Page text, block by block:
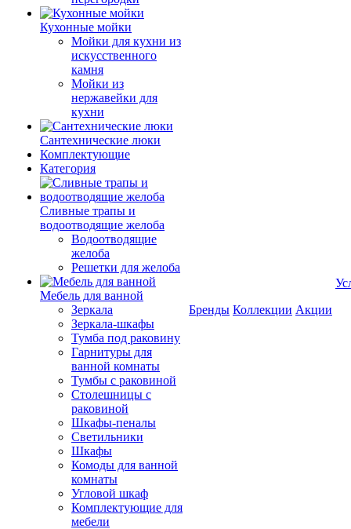
Кухонные мойки
Мойки для кухни из
искусственного
камня
Мойки из
нержавейки для
кухни
Сантехнические люки
Комплектующие
Категория
Cливные трапы и
водоотводящие желоба
Водоотводящие
желоба
Решетки для желоба
Мебель для ванной
Зеркала
Зеркала-шкафы
Тумба под раковину
Гарнитуры для
ванной комнаты
Тумбы с раковиной
Столешницы с
раковиной
Шкафы-пеналы
Светильники
Шкафы
Комоды для ванной
комнаты
Угловой шкаф
Комплектующие для
мебели
Бренды Коллекции Акции